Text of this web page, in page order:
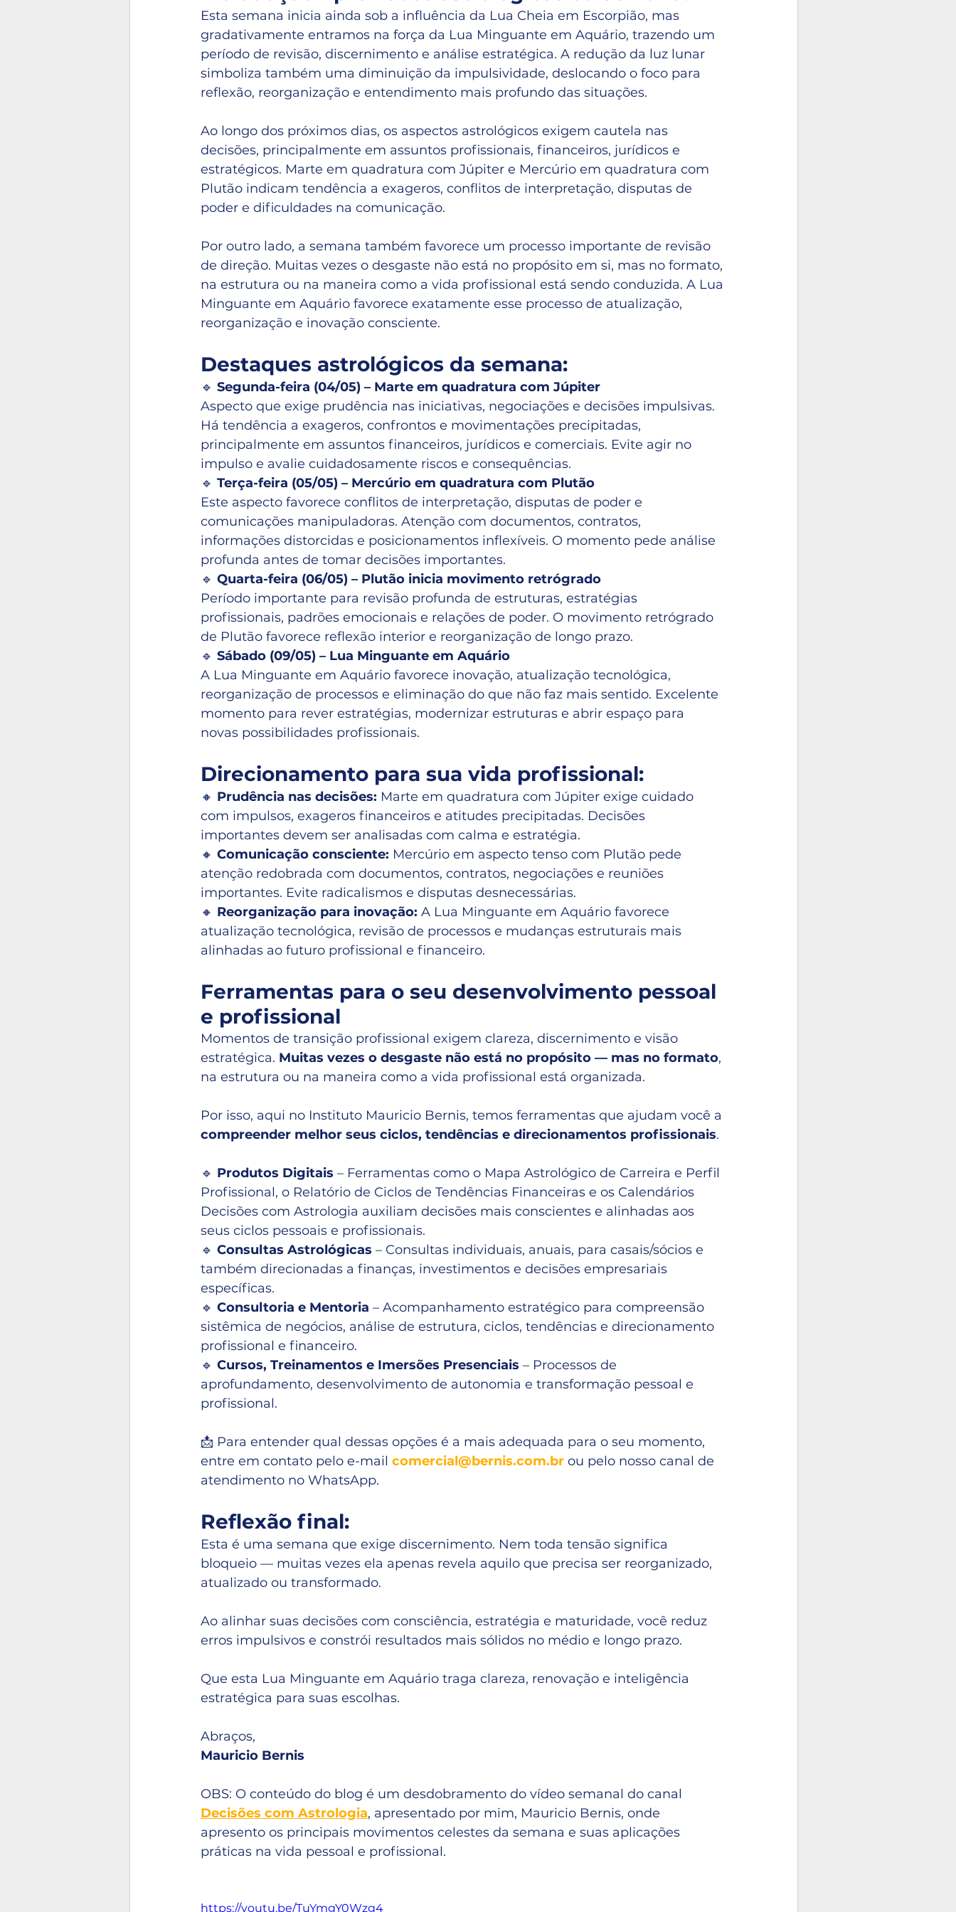
Esta semana inicia ainda sob a influência da Lua Cheia em Escorpião, mas
gradativamente entramos na força da Lua Minguante em Aquário, trazendo um
período de revisão, discernimento e análise estratégica. A redução da luz lunar
simboliza também uma diminuição da impulsividade, deslocando o foco para
reflexão, reorganização e entendimento mais profundo das situações.
Ao longo dos próximos dias, os aspectos astrológicos exigem cautela nas
decisões, principalmente em assuntos profissionais, financeiros, jurídicos e
estratégicos. Marte em quadratura com Júpiter e Mercúrio em quadratura com
Plutão indicam tendência a exageros, conflitos de interpretação, disputas de
poder e dificuldades na comunicação.
Por outro lado, a semana também favorece um processo importante de revisão
de direção. Muitas vezes o desgaste não está no propósito em si, mas no formato,
na estrutura ou na maneira como a vida profissional está sendo conduzida. A Lua
Minguante em Aquário favorece exatamente esse processo de atualização,
reorganização e inovação consciente.
Destaques astrológicos da semana:
🔹 Segunda-feira (04/05) – Marte em quadratura com Júpiter
Aspecto que exige prudência nas iniciativas, negociações e decisões impulsivas.
Há tendência a exageros, confrontos e movimentações precipitadas,
principalmente em assuntos financeiros, jurídicos e comerciais. Evite agir no
impulso e avalie cuidadosamente riscos e consequências.
🔹 Terça-feira (05/05) – Mercúrio em quadratura com Plutão
Este aspecto favorece conflitos de interpretação, disputas de poder e
comunicações manipuladoras. Atenção com documentos, contratos,
informações distorcidas e posicionamentos inflexíveis. O momento pede análise
profunda antes de tomar decisões importantes.
🔹 Quarta-feira (06/05) – Plutão inicia movimento retrógrado
Período importante para revisão profunda de estruturas, estratégias
profissionais, padrões emocionais e relações de poder. O movimento retrógrado
de Plutão favorece reflexão interior e reorganização de longo prazo.
🔹 Sábado (09/05) – Lua Minguante em Aquário
A Lua Minguante em Aquário favorece inovação, atualização tecnológica,
reorganização de processos e eliminação do que não faz mais sentido. Excelente
momento para rever estratégias, modernizar estruturas e abrir espaço para
novas possibilidades profissionais.
Direcionamento para sua vida profissional:
🔸 Prudência nas decisões: Marte em quadratura com Júpiter exige cuidado
com impulsos, exageros financeiros e atitudes precipitadas. Decisões
importantes devem ser analisadas com calma e estratégia.
🔸 Comunicação consciente: Mercúrio em aspecto tenso com Plutão pede
atenção redobrada com documentos, contratos, negociações e reuniões
importantes. Evite radicalismos e disputas desnecessárias.
🔸 Reorganização para inovação: A Lua Minguante em Aquário favorece
atualização tecnológica, revisão de processos e mudanças estruturais mais
alinhadas ao futuro profissional e financeiro.
Ferramentas para o seu desenvolvimento pessoal
e profissional
Momentos de transição profissional exigem clareza, discernimento e visão
estratégica. Muitas vezes o desgaste não está no propósito — mas no formato,
na estrutura ou na maneira como a vida profissional está organizada.
Por isso, aqui no Instituto Mauricio Bernis, temos ferramentas que ajudam você a
compreender melhor seus ciclos, tendências e direcionamentos profissionais.
🔹 Produtos Digitais – Ferramentas como o Mapa Astrológico de Carreira e Perfil
Profissional, o Relatório de Ciclos de Tendências Financeiras e os Calendários
Decisões com Astrologia auxiliam decisões mais conscientes e alinhadas aos
seus ciclos pessoais e profissionais.
🔹 Consultas Astrológicas – Consultas individuais, anuais, para casais/sócios e
também direcionadas a finanças, investimentos e decisões empresariais
específicas.
🔹 Consultoria e Mentoria – Acompanhamento estratégico para compreensão
sistêmica de negócios, análise de estrutura, ciclos, tendências e direcionamento
profissional e financeiro.
🔹 Cursos, Treinamentos e Imersões Presenciais – Processos de
aprofundamento, desenvolvimento de autonomia e transformação pessoal e
profissional.
📩 Para entender qual dessas opções é a mais adequada para o seu momento,
entre em contato pelo e-mail comercial@bernis.com.br ou pelo nosso canal de
atendimento no WhatsApp.
Reflexão final:
Esta é uma semana que exige discernimento. Nem toda tensão significa
bloqueio — muitas vezes ela apenas revela aquilo que precisa ser reorganizado,
atualizado ou transformado.
Ao alinhar suas decisões com consciência, estratégia e maturidade, você reduz
erros impulsivos e constrói resultados mais sólidos no médio e longo prazo.
Que esta Lua Minguante em Aquário traga clareza, renovação e inteligência
estratégica para suas escolhas.
Abraços,
Mauricio Bernis
OBS: O conteúdo do blog é um desdobramento do vídeo semanal do canal
Decisões com Astrologia, apresentado por mim, Mauricio Bernis, onde
apresento os principais movimentos celestes da semana e suas aplicações
práticas na vida pessoal e profissional.
https://youtu.be/TuYmgY0Wzg4